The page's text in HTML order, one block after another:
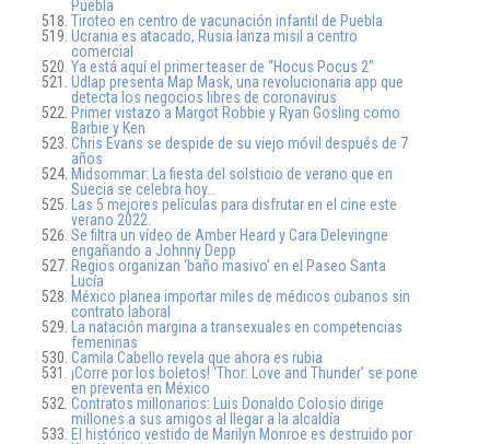
Puebla
Tiroteo en centro de vacunación infantil de Puebla
Ucrania es atacado, Rusia lanza misil a centro
comercial
Ya está aquí el primer teaser de “Hocus Pocus 2”
Udlap presenta Map Mask, una revolucionaria app que
detecta los negocios libres de coronavirus
Primer vistazo a Margot Robbie y Ryan Gosling como
Barbie y Ken
Chris Evans se despide de su viejo móvil después de 7
años
Midsommar: La fiesta del solsticio de verano que en
Suecia se celebra hoy…
Las 5 mejores películas para disfrutar en el cine este
verano 2022.
Se filtra un vídeo de Amber Heard y Cara Delevingne
engañando a Johnny Depp
Regios organizan ‘baño masivo’ en el Paseo Santa
Lucía
México planea importar miles de médicos cubanos sin
contrato laboral
La natación margina a transexuales en competencias
femeninas
Camila Cabello revela que ahora es rubia
¡Corre por los boletos! ‘Thor: Love and Thunder’ se pone
en preventa en México
Contratos millonarios: Luis Donaldo Colosio dirige
millones a sus amigos al llegar a la alcaldía
El histórico vestido de Marilyn Monroe es destruido por